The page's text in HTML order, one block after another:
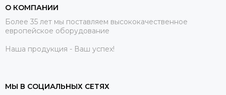
О КОМПАНИИ
Более 35 лет мы поставляем высококачественное
европейское оборудование
Наша продукция - Ваш успех!
МЫ В СОЦИАЛЬНЫХ СЕТЯХ